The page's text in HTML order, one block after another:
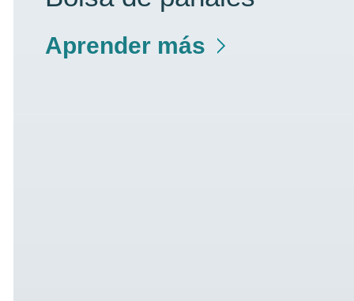
Aprender más